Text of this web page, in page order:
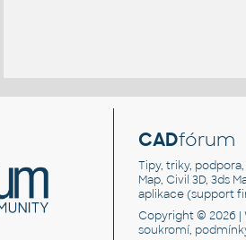
CADfórum
Tipy, triky,
Map, Civil 3D, 3ds
aplikace (support
Copyright © 2026 |
soukromí,